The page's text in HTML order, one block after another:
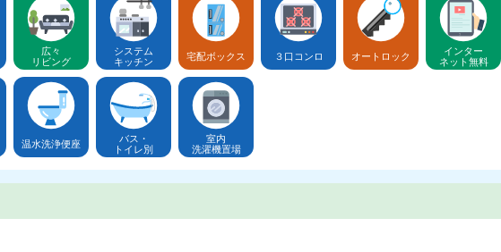
広々
リビング
システム
キッチン
宅配ボックス ３口コンロ オートロック
インター
ネット無料
温水洗浄便座
バス・
トイレ別
室内
洗濯機置場